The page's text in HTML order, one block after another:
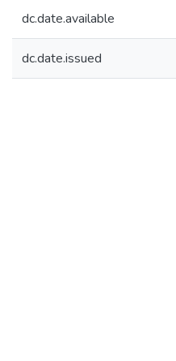
dc.date.available
dc.date.issued